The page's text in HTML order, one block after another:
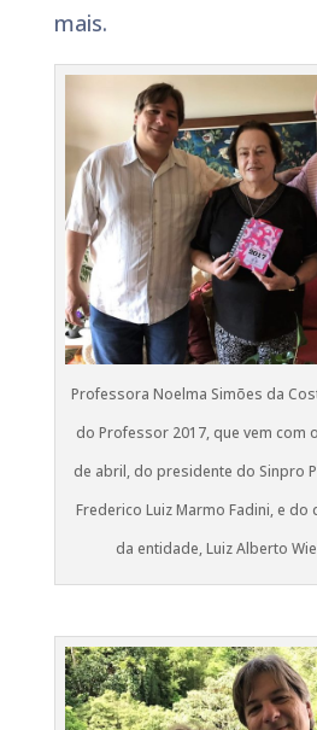
mais.
Professora Noelma Simões da
do Professor 2017, que vem com
de abril, do presidente do Sinpro
Frederico Luiz Marmo Fadini, e
da entidade, Luiz Alberto